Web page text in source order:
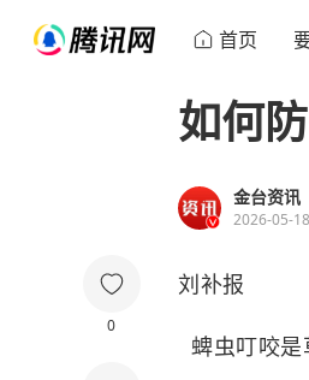
首页
0
如何
金台资讯
2026-05-
刘补报
蜱虫叮咬是